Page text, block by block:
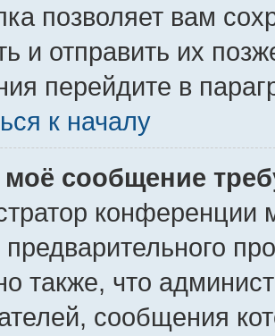
позволяет вам
и отправить их
перейдите в
к началу
сообщение
конференции
также, что
сообщения